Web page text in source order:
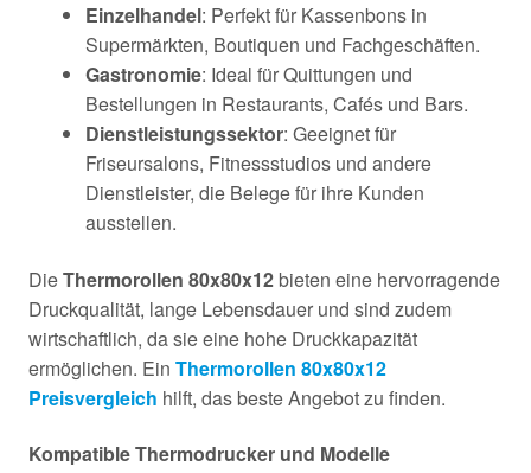
Einzelhandel: Perfekt für Kassenbons in
Supermärkten, Boutiquen und Fachgeschäften.
Gastronomie: Ideal für Quittungen und
Bestellungen in Restaurants, Cafés und Bars.
Dienstleistungssektor: Geeignet für
Friseursalons, Fitnessstudios und andere
Dienstleister, die Belege für ihre Kunden
ausstellen.
DieThermorollen 80x80x12bieten eine hervorragende
Druckqualität, lange Lebensdauer und sind zudem
wirtschaftlich, da sie eine hohe Druckkapazität
ermöglichen. Ein Thermorollen 80x80x12
Preisvergleich hilft, das beste Angebot zu finden.
Kompatible Thermodrucker und Modelle